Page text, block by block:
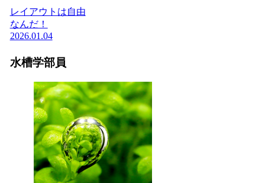
レイアウトは自由
なんだ！
2026.01.04
水槽学部員